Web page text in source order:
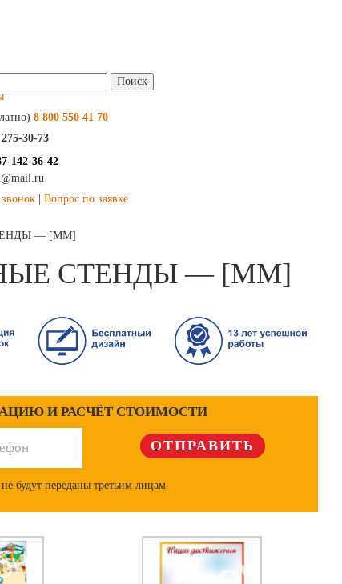
8 800 550 41 70
30-73
142-36-42
звонок| Вопрос по заявке
— [ММ]
СТЕНДЫ — [ММ]
И РАСЧЁТ СТОИМОСТИ
будут переданы третьим лицам